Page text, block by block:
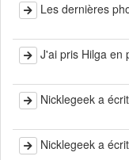
Les dernières
J'ai pris Hilga en
Nicklegeek a
Nicklegeek a